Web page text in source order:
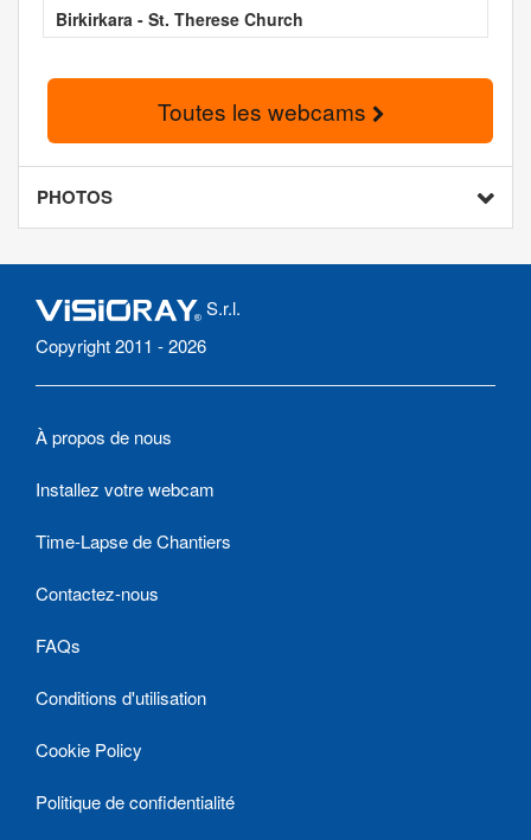
Birkirkara - St. Therese Church
Toutes les webcams
PHOTOS
S.r.l.
Copyright 2011 - 2026
À propos de nous
Installez votre webcam
Time-Lapse de Chantiers
Contactez-nous
FAQs
Conditions d'utilisation
Cookie Policy
Politique de confidentialité